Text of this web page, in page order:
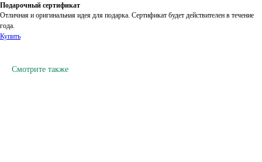
Подарочный сертификат
Отличная и оригинальная идея для подарка. Сертификат будет действителен в течение
года.
Купить
Смотрите также